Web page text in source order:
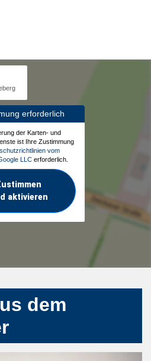
erforderlich
der Karten- und
ist Ihre Zustimmung
vom
LLC erforderlich.
aktivieren
dem